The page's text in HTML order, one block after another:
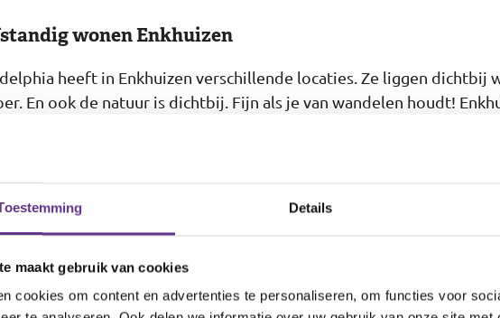
Details
maakt gebruik van cookies
cookies om content en advertenties te personaliseren, om functies voor
wonen Enkhuizen
heeft in Enkhuizen verschillende locaties. Ze liggen dichtbij
En ook de natuur is dichtbij. Fijn als je van wandelen houdt!
kunt kopen.
wonen Enkhuizen echt iets voor jou? Je mag bij Philadelphia